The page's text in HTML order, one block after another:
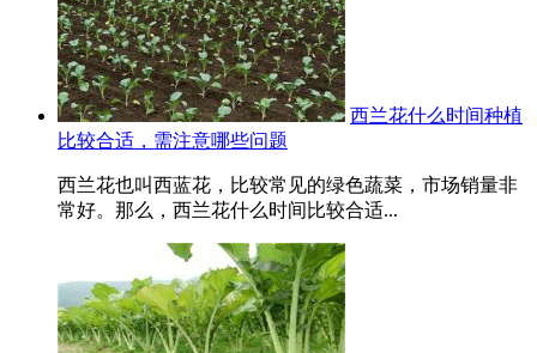
西兰花什么时间种植
比较合适，需注意哪些问题
西兰花也叫西蓝花，比较常见的绿色蔬菜，市场销量非
常好。那么，西兰花什么时间比较合适...